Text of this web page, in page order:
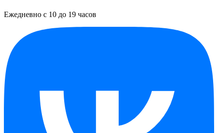
Ежедневно с 10 до 19 часов